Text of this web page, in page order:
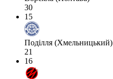
30
15
Поділля (Хмельницький)
21
16